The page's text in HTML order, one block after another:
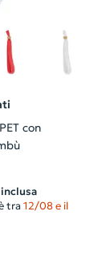
con
tra 12/08 e il